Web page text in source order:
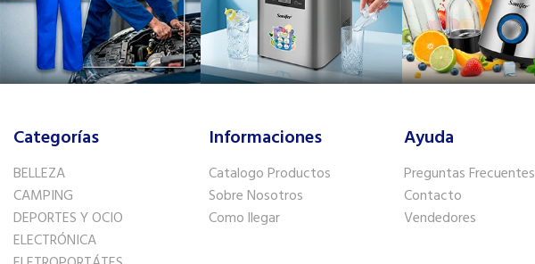
Categorías
BELLEZA
CAMPING
DEPORTES Y OCIO
ELECTRÓNICA
Informaciones
Catalogo Productos
Sobre Nosotros
Como llegar
Ayuda
Preguntas Frecuentes
Contacto
Vendedores